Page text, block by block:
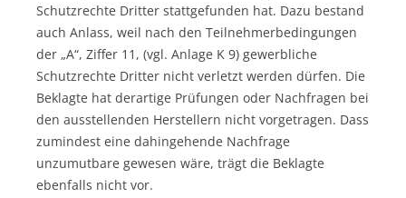
Schutzrechte Dritter stattgefunden hat. Dazu bestand
auch Anlass, weil nach den Teilnehmerbedingungen
der „A“, Ziffer 11, (vgl. Anlage K 9) gewerbliche
Schutzrechte Dritter nicht verletzt werden dürfen. Die
Beklagte hat derartige Prüfungen oder Nachfragen bei
den ausstellenden Herstellern nicht vorgetragen. Dass
zumindest eine dahingehende Nachfrage
unzumutbare gewesen wäre, trägt die Beklagte
ebenfalls nicht vor.